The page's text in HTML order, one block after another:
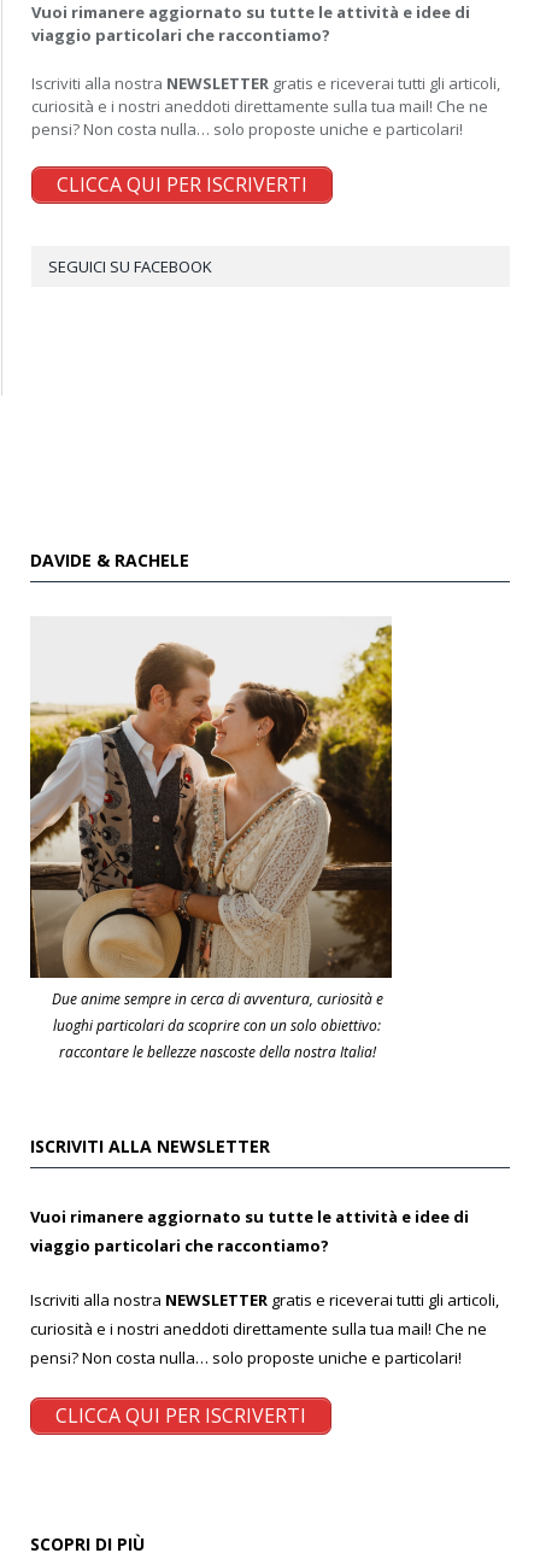
Vuoi rimanere aggiornato su tutte le attività e idee di
viaggio particolari che raccontiamo?
Iscriviti alla nostra NEWSLETTER gratis e riceverai tutti gli articoli,
curiosità e i nostri aneddoti direttamente sulla tua mail! Che ne
pensi? Non costa nulla… solo proposte uniche e particolari!
CLICCA QUI PER ISCRIVERTI
SEGUICI SU FACEBOOK
DAVIDE & RACHELE
Due anime sempre in cerca di avventura, curiosità e
luoghi particolari da scoprire con un solo obiettivo:
raccontare le bellezze nascoste della nostra Italia!
ISCRIVITI ALLA NEWSLETTER
Vuoi rimanere aggiornato su tutte le attività e idee di
viaggio particolari che raccontiamo?
Iscriviti alla nostra NEWSLETTER gratis e riceverai tutti gli articoli,
curiosità e i nostri aneddoti direttamente sulla tua mail! Che ne
pensi? Non costa nulla… solo proposte uniche e particolari!
CLICCA QUI PER ISCRIVERTI
SCOPRI DI PIÙ